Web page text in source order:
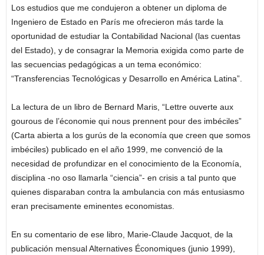
Los estudios que me condujeron a obtener un diploma de
Ingeniero de Estado en París me ofrecieron más tarde la
oportunidad de estudiar la Contabilidad Nacional (las cuentas
del Estado), y de consagrar la Memoria exigida como parte de
las secuencias pedagógicas a un tema económico:
“Transferencias Tecnológicas y Desarrollo en América Latina”.
La lectura de un libro de Bernard Maris, “Lettre ouverte aux
gourous de l’économie qui nous prennent pour des imbéciles”
(Carta abierta a los gurús de la economía que creen que somos
imbéciles) publicado en el año 1999, me convenció de la
necesidad de profundizar en el conocimiento de la Economía,
disciplina -no oso llamarla “ciencia”- en crisis a tal punto que
quienes disparaban contra la ambulancia con más entusiasmo
eran precisamente eminentes economistas.
En su comentario de ese libro, Marie-Claude Jacquot, de la
publicación mensual Alternatives Économiques (junio 1999),